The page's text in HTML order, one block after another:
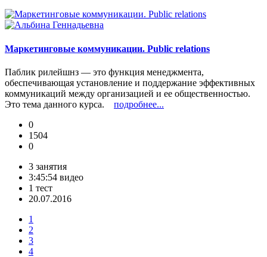
Маркетинговые коммуникации. Public relations
Паблик рилейшнз — это функция менеджмента,
обеспечивающая установление и поддержание эффективных
коммуникаций между организацией и ее общественностью.
Это тема данного курса. подробнее...
0
1504
0
3 занятия
3:45:54 видео
1 тест
20.07.2016
1
2
3
4